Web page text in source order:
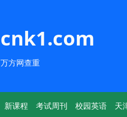
cnk1.com
万方网查重
新课程 考试周刊 校园英语 天